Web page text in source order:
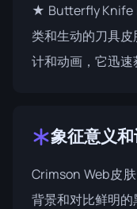
★ Butterfly Knife
类和生动的刀具
计和动画，它迅速
象征意义
Crimson Web皮
背景和对比鲜明的